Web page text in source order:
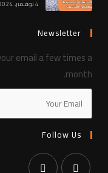
4 نوفمبر، 2024
Newsletter
email a few times a
month.
Follow Us